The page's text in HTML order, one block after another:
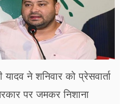
ने शनिवार को प्रेसवार्ता
पर जमकर निशाना